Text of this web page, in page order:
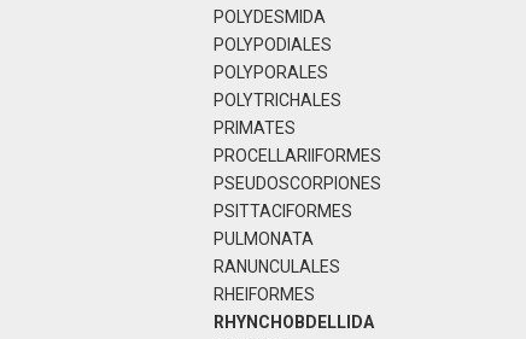
POLYDESMIDA
POLYPODIALES
POLYPORALES
POLYTRICHALES
PRIMATES
PROCELLARIIFORMES
PSEUDOSCORPIONES
PSITTACIFORMES
PULMONATA
RANUNCULALES
RHEIFORMES
RHYNCHOBDELLIDA